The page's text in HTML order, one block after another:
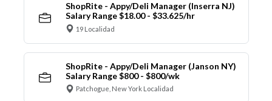
ShopRite - Appy/Deli Manager (Inserra NJ)
Salary Range $18.00 - $33.625/hr
19 Localidad
ShopRite - Appy/Deli Manager (Janson NY)
Salary Range $800 - $800/wk
Patchogue, New York Localidad